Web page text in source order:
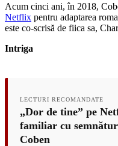
Acum cinci ani, în 2018,
Netflix pentru adaptarea
este co-scrisă de fiica sa,
Intriga
LECTURI RECOMANDATE
„Dor de tine” pe
familiar cu
Coben